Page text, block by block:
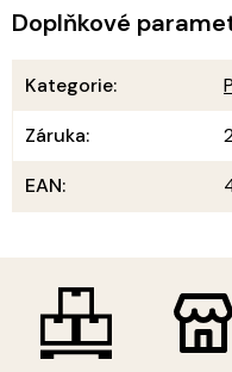
Doplňkové
Kategorie:
Záruka:
EAN: